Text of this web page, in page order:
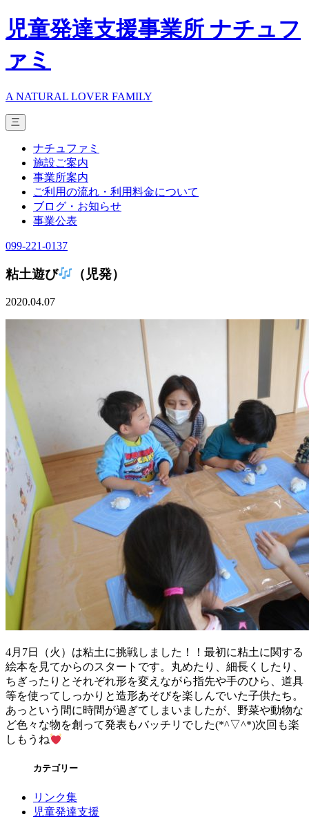
児童発達支援事業所 ナチュフ
ァミ
A NATURAL LOVER FAMILY
三
ナチュファミ
施設ご案内
事業所案内
ご利用の流れ・利用料金について
ブログ・お知らせ
事業公表
099-221-0137
粘土遊び （児発）
2020.04.07
4月7日（火）は粘土に挑戦しました！！最初に粘土に関する
絵本を見てからのスタートです。丸めたり、細長くしたり、
ちぎったりとそれぞれ形を変えながら指先や手のひら、道具
等を使ってしっかりと造形あそびを楽しんでいた子供たち。
あっという間に時間が過ぎてしまいましたが、野菜や動物な
ど色々な物を創って発表もバッチリでした(*^▽^*)次回も楽
しもうね
カテゴリー
リンク集
児童発達支援